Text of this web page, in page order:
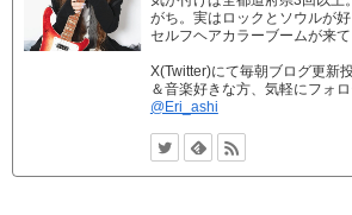
がち。実はロックとソウルが
セルフヘアカラーブームが来て
X(Twitter)にて毎朝ブログ更新
＆音楽好きな方、気軽にフォ
@Eri_ashi